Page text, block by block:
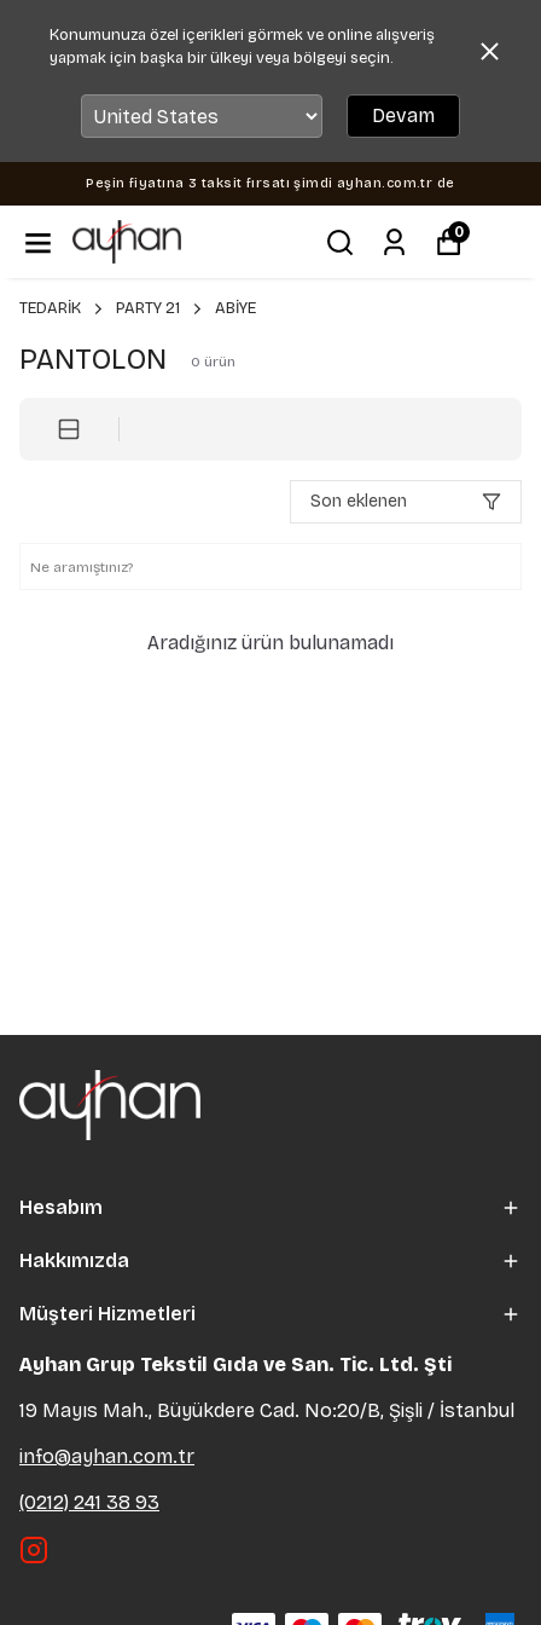
Konumunuza özel içerikleri görmek ve online alışveriş
yapmak için başka bir ülkeyi veya bölgeyi seçin.
Devam
Peşin fiyatına 3 taksit fırsatı şimdi ayhan.com.tr de
0
TEDARİK PARTY 21 ABİYE
PANTOLON 0 ürün
Son eklenen
Aradığınız ürün bulunamadı
Hesabım
Hakkımızda
Müşteri Hizmetleri
Ayhan Grup Tekstil Gıda ve San. Tic. Ltd. Şti
19 Mayıs Mah., Büyükdere Cad. No:20/B, Şişli / İstanbul
info@ayhan.com.tr
(0212) 241 38 93